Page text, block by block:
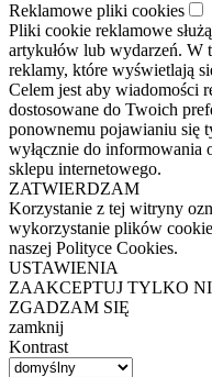
Reklamowe pliki cookies
Pliki cookie reklamowe
artykułów lub wydarzeń.
reklamy, które wyświetlają
Celem jest aby wiadomości
dostosowane do Twoich
ponownemu pojawianiu się
wyłącznie do informowania
sklepu internetowego.
ZATWIERDZAM
Korzystanie z tej witryny
wykorzystanie plików
naszej Polityce Cookies.
USTAWIENIA
ZAAKCEPTUJ TYLKO
ZGADZAM SIĘ
zamknij
Kontrast